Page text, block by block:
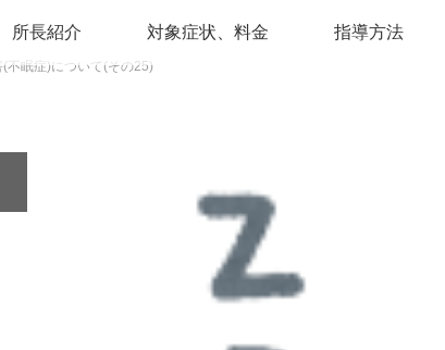
所長紹介 対象症状、料金 指導方法
不眠症)について(その25)